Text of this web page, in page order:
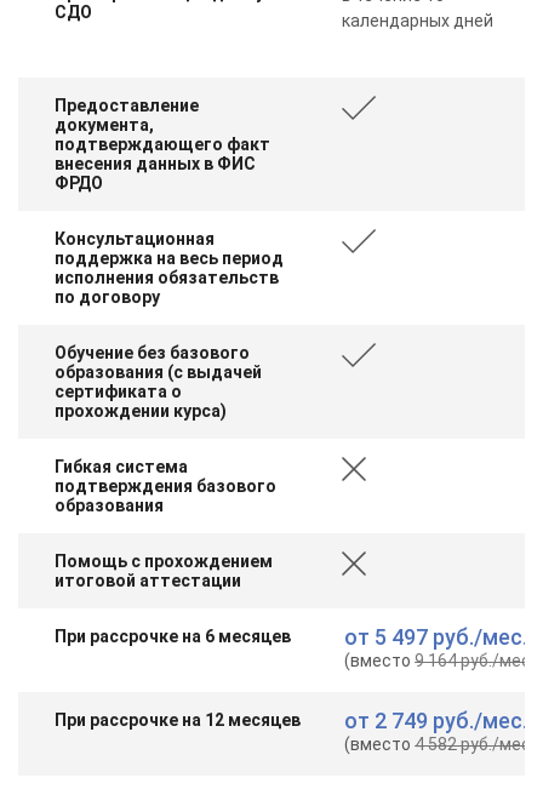
СДО
календарных дней
Предоставление
документа,
подтверждающего факт
внесения данных в ФИС
ФРДО
Консультационная
поддержка на весь период
исполнения обязательств
по договору
Обучение без базового
образования (с выдачей
сертификата о
прохождении курса)
Гибкая система
подтверждения базового
образования
Помощь с прохождением
итоговой аттестации
При рассрочке на 6 месяцев от 5 497 руб./мес.
(вместо9 164 руб./мес.
При рассрочке на 12 месяцев от 2 749 руб./мес.
(вместо4 582 руб./мес.